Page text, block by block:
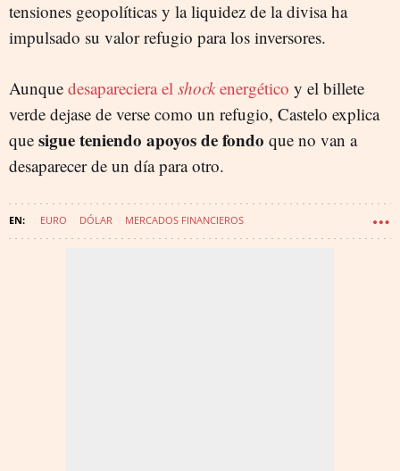
tensiones geopolíticas y la liquidez de la divisa ha
impulsado su valor refugio para los inversores.
Aunque desapareciera el shockenergético y el billete
verde dejase de verse como un refugio, Castelo explica
que sigue teniendo apoyos de fondo que no van a
desaparecer de un día para otro.
EURO DÓLAR MERCADOS FINANCIEROS